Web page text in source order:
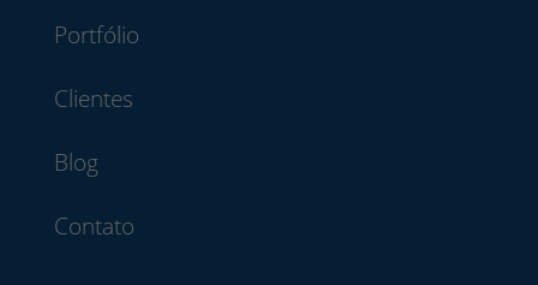
Portfólio
Clientes
Blog
Contato